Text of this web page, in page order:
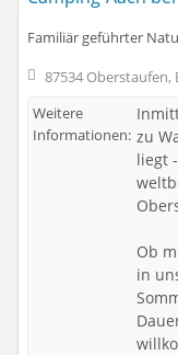
Familiär geführter
87534 Oberstaufen,
Weitere
Informationen: zu
liegt
Ob
in